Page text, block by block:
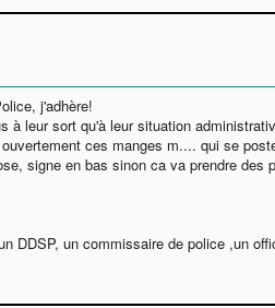
j'adhère!
leur sort qu'à leur situation
ces manges m.... qui se
signe en bas sinon ca va prendre des
DDSP, un commissaire de police ,un